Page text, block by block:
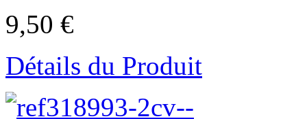
9,50 €
Détails du Produit